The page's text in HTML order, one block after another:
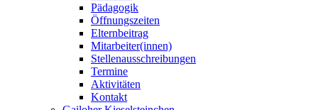
Pädagogik
Öffnungszeiten
Elternbeitrag
Mitarbeiter(innen)
Stellenausschreibungen
Termine
Aktivitäten
Kontakt